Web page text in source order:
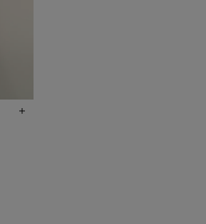
le bien-être des équipes et la réduction
environnementale.